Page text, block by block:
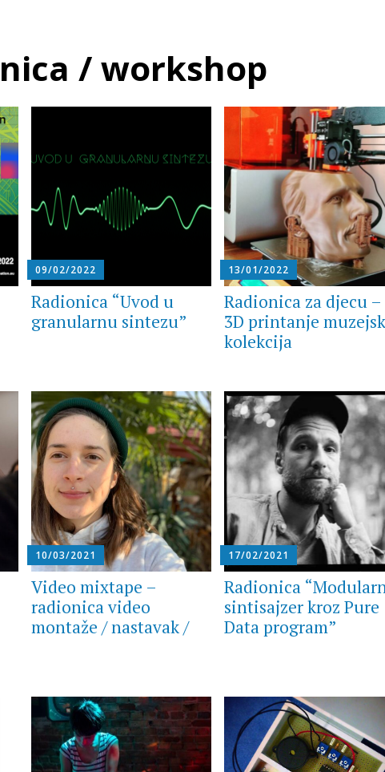
/ workshop
09/02/2022
Radionica “Uvod u
granularnu sintezu”
13/01/2022
Radionica za djecu –
3D printanje
kolekcija
10/03/2021
Video mixtape –
radionica video
montaže / nastavak /
17/02/2021
Radionica
sintisajzer kroz Pure
Data program”